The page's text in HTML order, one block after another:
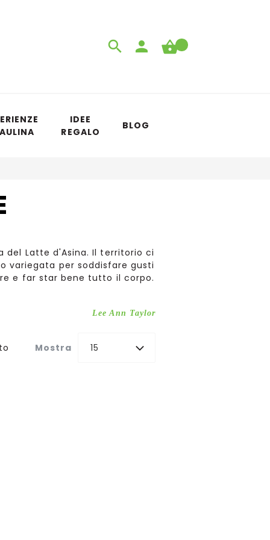
IDEE
REGALO
BLOG
del Latte d'Asina. Il territorio ci
variegata per soddisfare gusti
e far star bene tutto il corpo.
Lee Ann Taylor
Mostra 15